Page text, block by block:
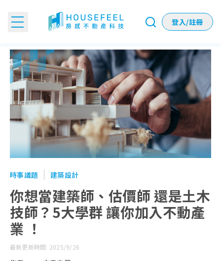
登入/註冊
你想當建築師、估價師 還是土木技師？5大學群 讓你加入不動
時事議題 建築設計
你想當建築師、估價師 還是土木
技師？5大學群 讓你加入不動產
業 ！
最新更新時間: 2025/9/26